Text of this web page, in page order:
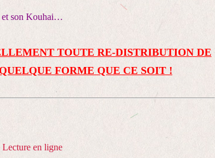
et son Kouhai…
TOUTE RE-DISTRIBUTION DE
FORME QUE CE SOIT !
Lecture en ligne